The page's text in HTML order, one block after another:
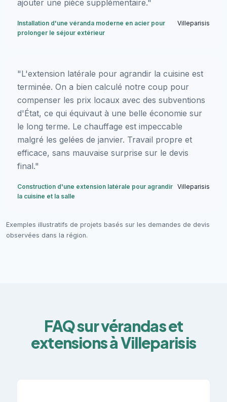
ajouter une pièce supplémentaire."
Installation d'une véranda moderne en acier pour
prolonger le séjour extérieur
Villeparisis
"L'extension latérale pour agrandir la cuisine est
terminée. On a bien calculé notre coup pour
compenser les prix locaux avec des subventions
d'État, ce qui équivaut à une belle économie sur
le long terme. Le chauffage est impeccable
malgré les gelées de janvier. Travail propre et
efficace, sans mauvaise surprise sur le devis
final."
Construction d'une extension latérale pour agrandir
la cuisine et la salle
Villeparisis
Exemples illustratifs de projets basés sur les demandes de devis
observées dans la région.
FAQ sur vérandas et
extensions à Villeparisis